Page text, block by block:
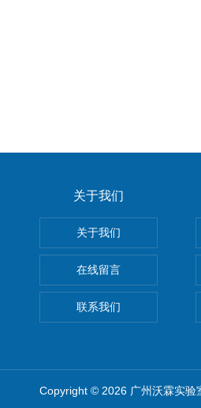
关于我们
关于我们
在线留言
联系我们
Copyright © 2026 广州沃霖实验